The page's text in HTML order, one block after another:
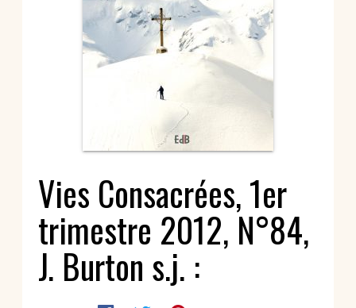
Vies Consacrées, 1er
trimestre 2012, N°84,
J. Burton s.j. :